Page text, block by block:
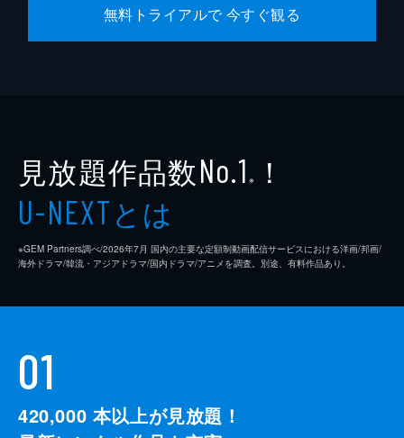
無料トライアルで 今すぐ観る
見放題作品数No.1 ※ ！
U-NEXTとは
※GEM Partners調べ/2026年7⽉ 国内の主要な定額制動画配信サービスにおける洋画/邦画/
海外ドラマ/韓流・アジアドラマ/国内ドラマ/アニメを調査。別途、有料作品あり。
01
420,000 本以上が見放題！